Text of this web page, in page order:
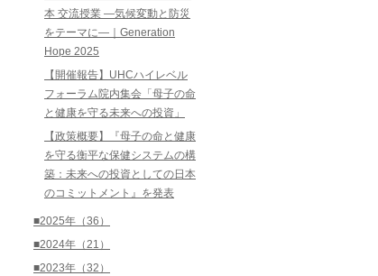
本 交流授業 ―気候変動と防災
をテーマに―｜Generation
Hope 2025
【開催報告】UHCハイレベル
フォーラム院内集会「母子の命
と健康を守る未来への投資」
【政策概要】『母子の命と健康
を守る衡平な保健システムの構
築：未来への投資としての日本
のコミットメント』を発表
■2025年（36）
■2024年（21）
■2023年（32）